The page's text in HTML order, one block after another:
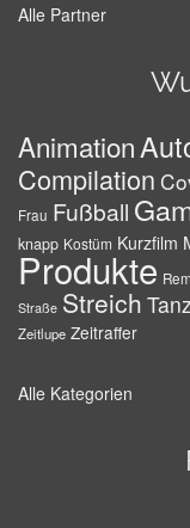
Alle Partner
Animation
Compilation
Frau Fußball
knapp Kostüm Kurzfilm
Produkte
Straße Streich
Zeitlupe Zeitraffer
Alle Kategorien